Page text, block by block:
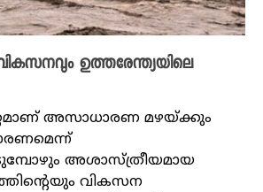
ഉത്തരേന്ത്യയിലെ
അസാധാരണ മഴയ്ക്കും
അശാസ്ത്രീയമായ
വികസന